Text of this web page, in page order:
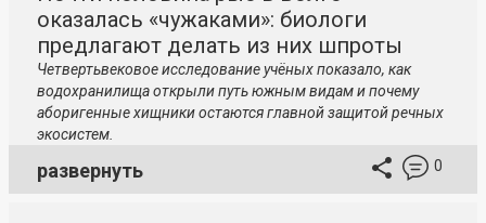
оказалась «чужаками»: биологи
предлагают делать из них шпроты
Четвертьвековое исследование учёных показало, как
водохранилища открыли путь южным видам и почему
аборигенные хищники остаются главной защитой речных
экосистем.
развернуть 0